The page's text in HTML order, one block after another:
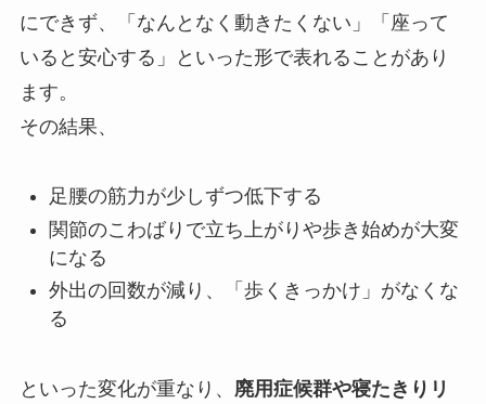
にできず、「なんとなく動きたくない」「座って
いると安心する」といった形で表れることがあり
ます。
その結果、
足腰の筋力が少しずつ低下する
関節のこわばりで立ち上がりや歩き始めが大変
になる
外出の回数が減り、「歩くきっかけ」がなくな
る
といった変化が重なり、 廃用症候群や寝たきりリ